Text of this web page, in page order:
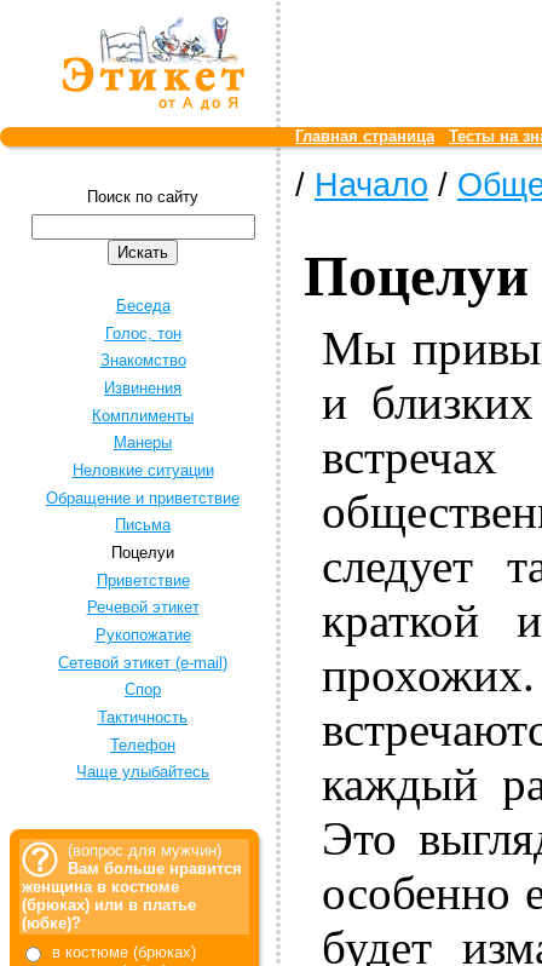
Главная страница Тесты на
Поиск по сайту
Беседа
Голос, тон
Знакомство
Извинения
Комплименты
Манеры
Неловкие ситуации
Обращение и приветствие
Письма
Поцелуи
Приветствие
Речевой этикет
Рукопожатие
Сетевой этикет (e-mail)
Спор
Тактичность
Телефон
Чаще улыбайтесь
(вопрос для мужчин)
Вам больше нравится
женщина в костюме
(брюках) или в платье
(юбке)?
в костюме (брюках)
/ Начало /
Поцелуи
Мы
и
следует
краткой
каждый
Это
особенно
будет